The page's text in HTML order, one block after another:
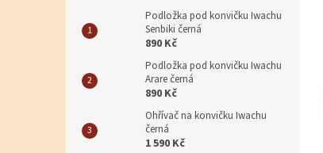
Podložka pod konvičku Iwachu
Senbiki černá
890 Kč
Podložka pod konvičku Iwachu
Arare černá
890 Kč
Ohřívač na konvičku Iwachu
černá
1 590 Kč